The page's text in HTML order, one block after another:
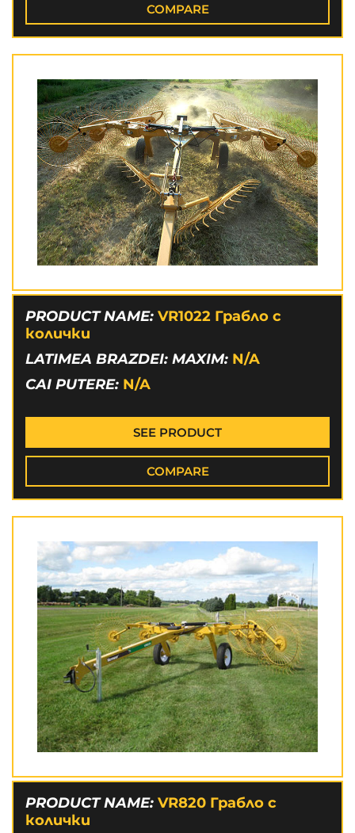
COMPARE
PRODUCT NAME: VR1022 Грабло с
колички
LATIMEA BRAZDEI: MAXIM: N/A
CAI PUTERE: N/A
SEE PRODUCT
COMPARE
PRODUCT NAME: VR820 Грабло с
колички